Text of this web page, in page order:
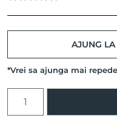
AJUNG LA
*Vrei sa ajunga mai
Cercei